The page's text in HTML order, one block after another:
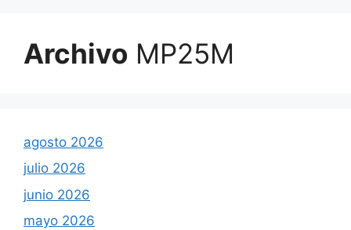
Archivo MP25M
agosto 2026
julio 2026
junio 2026
mayo 2026